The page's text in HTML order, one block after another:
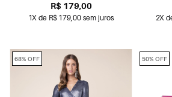
R$ 179,00
1X de R$ 179,00 sem juros 2X
68% OFF 50% OFF